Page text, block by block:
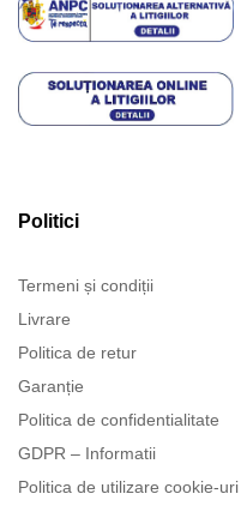
Politici
Termeni și condiții
Livrare
Politica de retur
Garanție
Politica de confidentialitate
GDPR – Informatii
Politica de utilizare cookie-uri